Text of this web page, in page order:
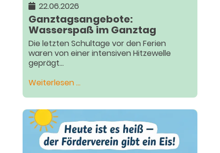
22.06.2026
Ganztagsangebote:
Wasserspaß im Ganztag
Die letzten Schultage vor den Ferien
waren von einer intensiven Hitzewelle
geprägt...
Weiterlesen …Ganztagsangebote:
Ganztag